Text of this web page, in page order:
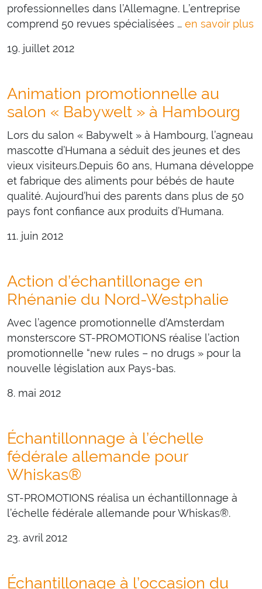
professionnelles dans l’Allemagne. L’entreprise
comprend 50 revues spécialisées … en savoir plus
19. juillet 2012
Animation promotionnelle au
salon « Babywelt » à Hambourg
Lors du salon « Babywelt » à Hambourg, l’agneau
mascotte d’Humana a séduit des jeunes et des
vieux visiteurs.Depuis 60 ans, Humana développe
et fabrique des aliments pour bébés de haute
qualité. Aujourd’hui des parents dans plus de 50
pays font confiance aux produits d’Humana.
11. juin 2012
Action d’échantillonage en
Rhénanie du Nord-Westphalie
Avec l’agence promotionnelle d’Amsterdam
monsterscore ST-PROMOTIONS réalise l’action
promotionnelle “new rules – no drugs » pour la
nouvelle législation aux Pays-bas.
8. mai 2012
Échantillonnage à l’échelle
fédérale allemande pour
Whiskas®
ST-PROMOTIONS réalisa un échantillonnage à
l’échelle fédérale allemande pour Whiskas®.
23. avril 2012
Échantillonage à l’occasion du